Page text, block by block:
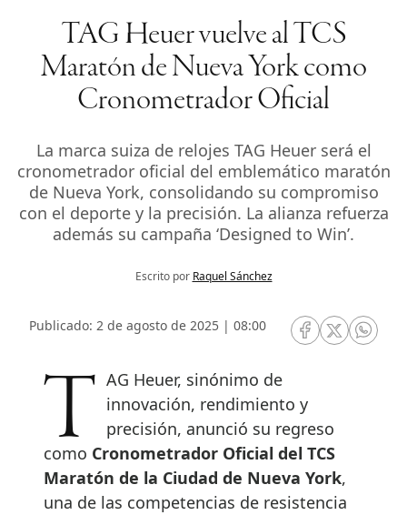
TAG Heuer vuelve al TCS
Maratón de Nueva York como
Cronometrador Oficial
La marca suiza de relojes TAG Heuer será el
cronometrador oficial del emblemático maratón
de Nueva York, consolidando su compromiso
con el deporte y la precisión. La alianza refuerza
además su campaña ‘Designed to Win’.
Escrito por Raquel Sánchez
Publicado: 2 de agosto de 2025 | 08:00
RRSS Facebook
RRSSRRSS
TAG Heuer, sinónimo de innovación, rendimiento y
precisión, anunció su regreso
como Cronometrador Oficial del TCS
Maratón de la Ciudad de Nueva York,
una de las competencias de resistencia